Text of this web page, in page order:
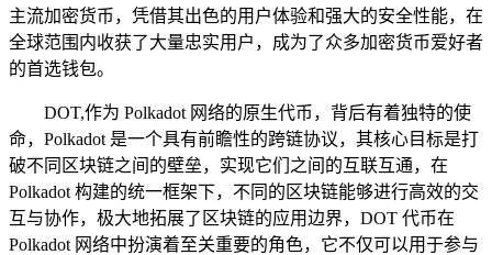
主流加密货币，凭借其出色的用户体验和强大的安全性能，在
全球范围内收获了大量忠实用户，成为了众多加密货币爱好者
的首选钱包。
DOT,作为 Polkadot 网络的原生代币，背后有着独特的使
命，Polkadot 是一个具有前瞻性的跨链协议，其核心目标是打
破不同区块链之间的壁垒，实现它们之间的互联互通，在
Polkadot 构建的统一框架下，不同的区块链能够进行高效的交
互与协作，极大地拓展了区块链的应用边界，DOT 代币在
Polkadot 网络中扮演着至关重要的角色，它不仅可以用于参与